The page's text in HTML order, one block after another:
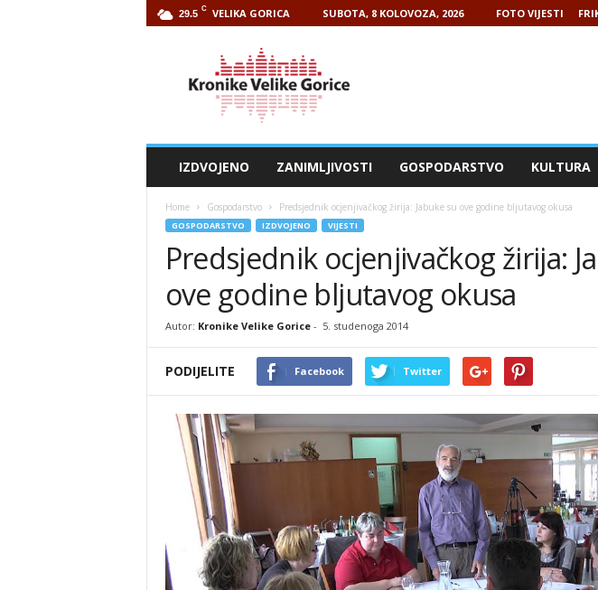
29.5 C VELIKA GORICA SUBOTA, 8 KOLOVOZA, 2026 FOTO VIJESTI
IZDVOJENO ZANIMLJIVOSTI GOSPODARSTVO KULTURA
Home Gospodarstvo Predsjednik ocjenjivačkog žirija: Jabuke su ove godine bljutavog okusa
GOSPODARSTVO IZDVOJENO VIJESTI
Predsjednik ocjenjivačkog žirija:
ove godine bljutavog okusa
Autor: Kronike Velike Gorice- 5. studenoga 2014
PODIJELITE Facebook Twitter